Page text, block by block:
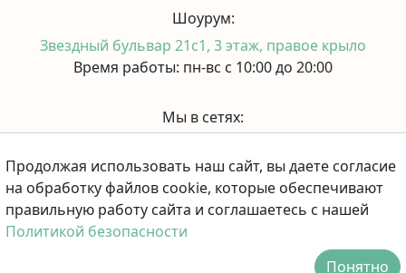
Шоурум:
Звездный бульвар 21с1, 3 этаж, правое крыло
Время работы: пн-вс с 10:00 до 20:00
Мы в сетях:
Принимаем к оплате:
Продолжая использовать наш сайт, вы даете согласие
на обработку файлов cookie, которые обеспечивают
правильную работу сайта и соглашаетесь с нашей
Политикой безопасности
Понятно